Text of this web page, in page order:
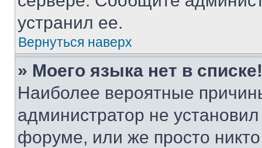
устранил ее.
Вернуться наверх
» Моего языка нет в списке!
Наиболее вероятные
администратор не
форуме, или же просто